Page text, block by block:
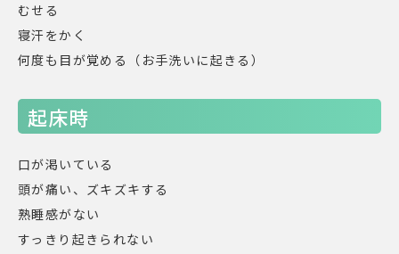
むせる
寝汗をかく
何度も目が覚める（お手洗いに起きる）
起床時
口が渇いている
頭が痛い、ズキズキする
熟睡感がない
すっきり起きられない